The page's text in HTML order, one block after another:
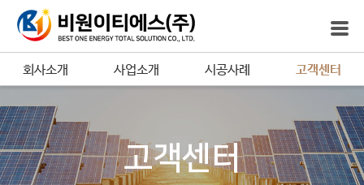
회사소개 사업소개 시공사례 고객센터
고객센터